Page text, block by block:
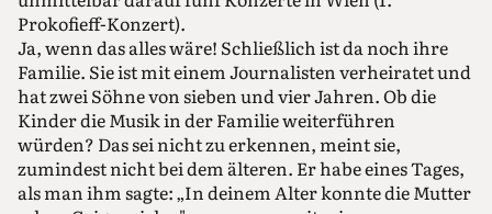
Prokofieff-Konzert).
Ja, wenn das alles wäre! Schließlich ist da noch ihre
Familie. Sie ist mit einem Journalisten verheiratet und
hat zwei Söhne von sieben und vier Jahren. Ob die
Kinder die Musik in der Familie weiterführen
würden? Das sei nicht zu erkennen, meint sie,
zumindest nicht bei dem älteren. Er habe eines Tages,
als man ihm sagte: „In deinem Alter konnte die Mutter